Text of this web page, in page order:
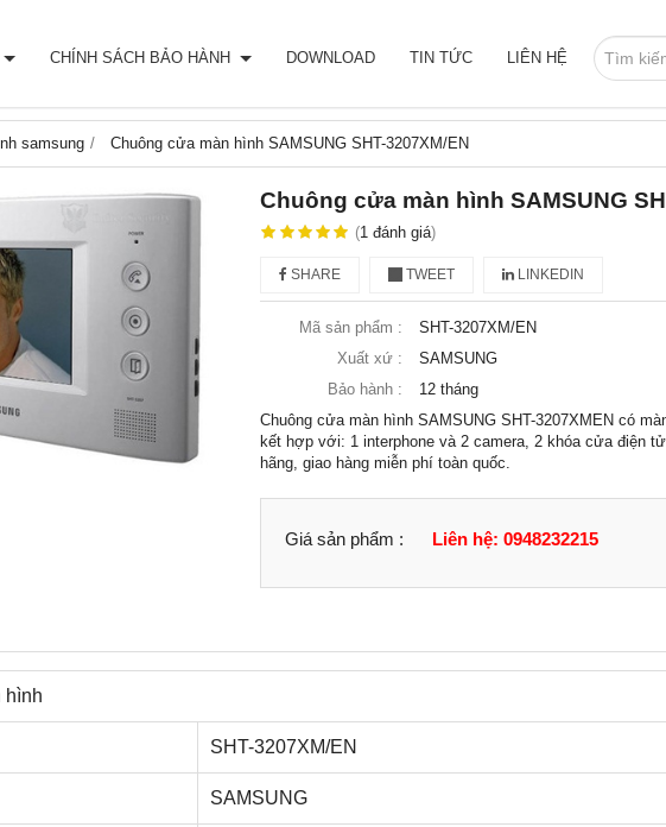
CHÍNH SÁCH BẢO HÀNH DOWNLOAD TIN TỨC LIÊN HỆ
samsung Chuông cửa màn hình SAMSUNG SHT-3207XM/EN
Chuông cửa màn hình SAMSUNG
(1 đánh giá)
SHARE TWEET LINKEDIN
Mã sản phẩm :
SHT-3207XM/EN
Xuất xứ :
SAMSUNG
Bảo hành :
12 tháng
Chuông cửa màn hình SAMSUNG SHT-3207XMEN có
kết hợp với: 1 interphone và 2 camera, 2 khóa cửa điện
hãng, giao hàng miễn phí toàn quốc.
Giá sản phẩm : Liên hệ: 0948232215
hình
SHT-3207XM/EN
SAMSUNG